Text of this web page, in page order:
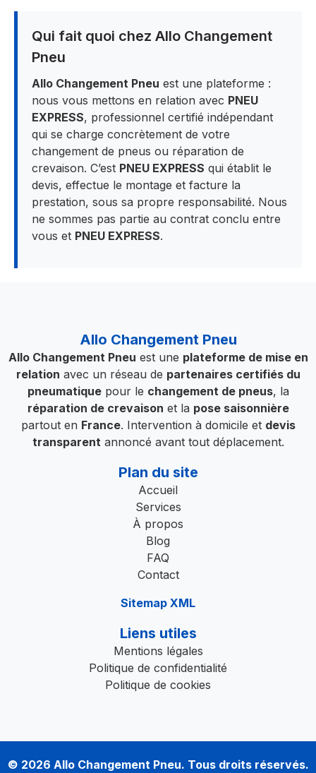
Qui fait quoi chez Allo Changement
Pneu
Allo Changement Pneu est une plateforme :
nous vous mettons en relation avec PNEU
EXPRESS, professionnel certifié indépendant
qui se charge concrètement de votre
changement de pneus ou réparation de
crevaison. C’est PNEU EXPRESS qui établit le
devis, effectue le montage et facture la
prestation, sous sa propre responsabilité. Nous
ne sommes pas partie au contrat conclu entre
vous et PNEU EXPRESS.
Allo Changement Pneu
Allo Changement Pneu est une plateforme de mise en
relation avec un réseau de partenaires certifiés du
pneumatiquepour le changement de pneus, la
réparation de crevaison et la pose saisonnière
partout en France. Intervention à domicile et devis
transparentannoncé avant tout déplacement.
Plan du site
Accueil
Services
À propos
Blog
FAQ
Contact
Sitemap XML
Liens utiles
Mentions légales
Politique de confidentialité
Politique de cookies
© 2026 Allo Changement Pneu. Tous droits réservés.